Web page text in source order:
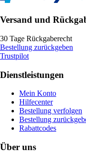
Versand und
30 Tage Rückgaberecht
Bestellung zurückgeben
Trustpilot
Dienstleistungen
Mein Konto
Hilfecenter
Bestellung verfolgen
Bestellung
Rabattcodes
Über uns